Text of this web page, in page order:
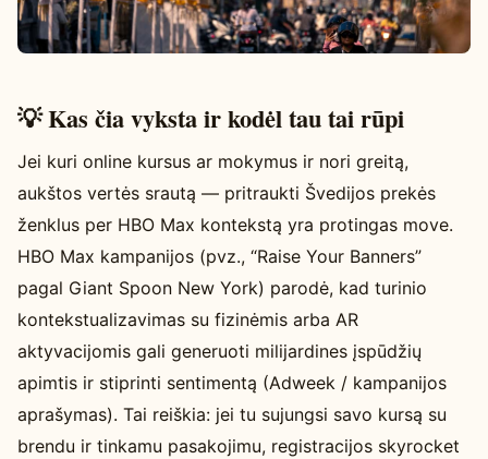
💡 Kas čia vyksta ir kodėl tau tai rūpi
Jei kuri online kursus ar mokymus ir nori greitą,
aukštos vertės srautą — pritraukti Švedijos prekės
ženklus per HBO Max kontekstą yra protingas move.
HBO Max kampanijos (pvz., “Raise Your Banners”
pagal Giant Spoon New York) parodė, kad turinio
kontekstualizavimas su fizinėmis arba AR
aktyvacijomis gali generuoti milijardines įspūdžių
apimtis ir stiprinti sentimentą (Adweek / kampanijos
aprašymas). Tai reiškia: jei tu sujungsi savo kursą su
brendu ir tinkamu pasakojimu, registracijos skyrocket